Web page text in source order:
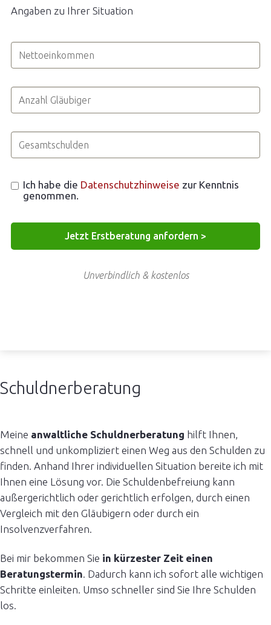
Angaben zu Ihrer Situation
Ich habe die Datenschutzhinweise zur Kenntnis
genommen.
Unverbindlich & kostenlos
Schuldnerberatung
Meine anwaltliche Schuldnerberatung hilft Ihnen,
schnell und unkompliziert einen Weg aus den Schulden zu
finden. Anhand Ihrer individuellen Situation bereite ich mit
Ihnen eine Lösung vor. Die Schuldenbefreiung kann
außergerichtlich oder gerichtlich erfolgen, durch einen
Vergleich mit den Gläubigern oder durch ein
Insolvenzverfahren.
Bei mir bekommen Sie in kürzester Zeit einen
Beratungstermin. Dadurch kann ich sofort alle wichtigen
Schritte einleiten. Umso schneller sind Sie Ihre Schulden
los.